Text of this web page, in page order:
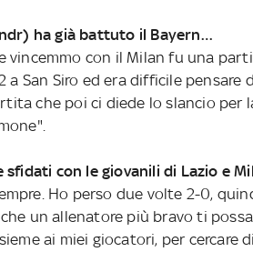
ha già battuto il Bayern…
vincemmo con il Milan fu una
a San Siro ed era difficile pensare
che poi ci diede lo slancio per
sfidati con le giovanili di Lazio e
Ho perso due volte 2-0,
un allenatore più bravo ti
ai miei giocatori, per cercare